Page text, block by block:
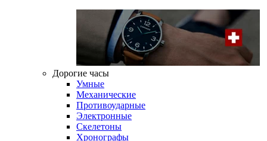
Дорогие часы
Умные
Механические
Противоударные
Электронные
Скелетоны
Хронографы